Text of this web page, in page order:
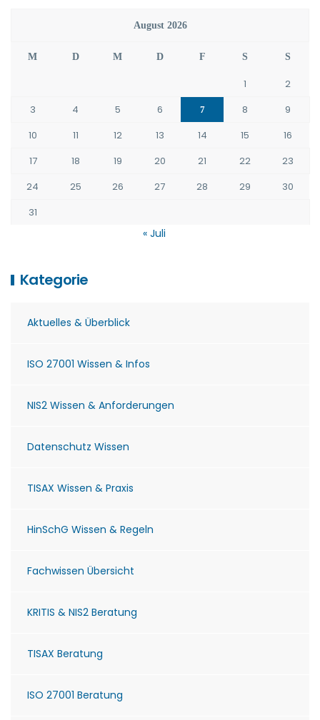
August 2026
M D M D F S S
1
2
3
4 5 6 7 8
9
10
11 12 13 14 15
16
17
18 19 20 21 22
23
24
25 26 27 28 29
30
31
« Juli
Kategorie
Aktuelles & Überblick
ISO 27001 Wissen & Infos
NIS2 Wissen & Anforderungen
Datenschutz Wissen
TISAX Wissen & Praxis
HinSchG Wissen & Regeln
Fachwissen Übersicht
KRITIS & NIS2 Beratung
TISAX Beratung
ISO 27001 Beratung